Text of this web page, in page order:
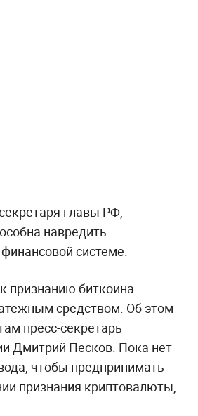
главы РФ,
навредить
системе.
признанию биткоина
средством. Об этом
пресс-секретарь
Дмитрий Песков. Пока нет
чтобы предпринимать
признания криптовалюты,